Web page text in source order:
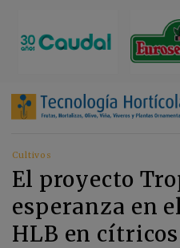
Cultivos
El proyecto
esperanza en
HLB en cítricos